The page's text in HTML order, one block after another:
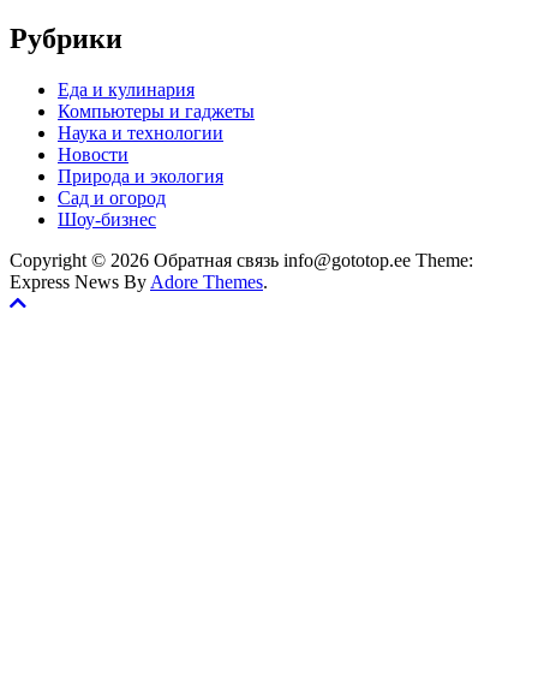
Рубрики
Еда и кулинария
Компьютеры и гаджеты
Наука и технологии
Новости
Природа и экология
Сад и огород
Шоу-бизнес
Copyright © 2026 Обратная связь info@gototop.ee Theme:
Express News By Adore Themes.